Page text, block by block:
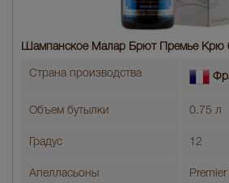
Шампанское Малар Брют Премье Крю
Страна производства
Объем бутылки 0.75 л
Градус 12
Апелласьоны